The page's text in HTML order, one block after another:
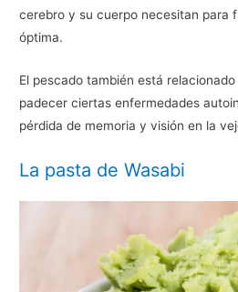
cerebro y su cuerpo necesitan para
óptima.
El pescado también está
padecer ciertas enfermedades
pérdida de memoria y visión en la
La pasta de Wasabi